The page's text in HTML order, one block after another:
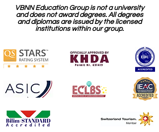
VBNN Education Group is not a university
and does not award degrees. All degrees
and diplomas are issued by the licensed
institutions within our group.